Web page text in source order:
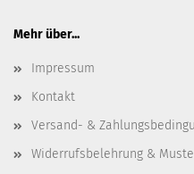
Mehr über...
Impressum
Kontakt
Versand- &
Widerrufsbelehrung &